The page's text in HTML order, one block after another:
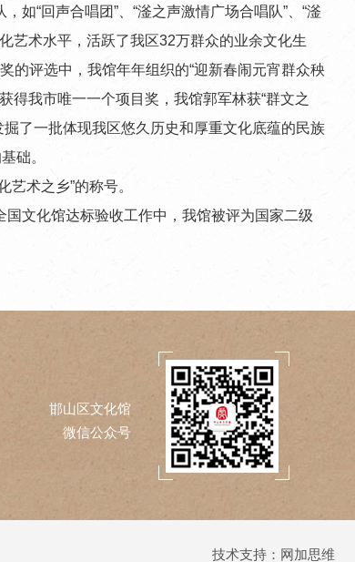
“回声合唱团”、“滏之声激情广场合唱队”、“滏
艺术水平，活跃了我区32万群众的业余文化生
的评选中，我馆年年组织的“迎新春闹元宵群众秧
得我市唯一一个项目奖，我馆郭军林获“群文之
了一批体现我区悠久历史和厚重文化底蕴的民族
础。
术之乡”的称号。
文化馆达标验收工作中，我馆被评为国家二级
邯山区文化馆
微信公众号
技术支持： 网加思维